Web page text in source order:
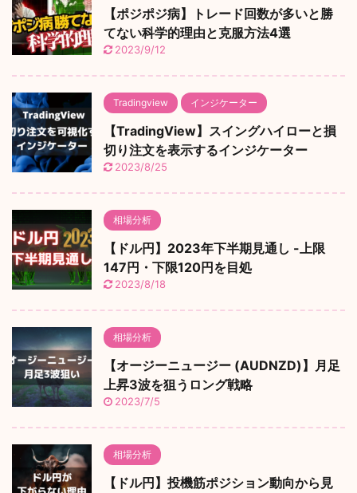
【ポジポジ病】トレード回数が多いと勝
てない科学的理由と克服方法4選
2023/9/12
Tradingview インジケーター
【TradingView】スイングハイローと損
切り注文を表示するインジケーター
2023/8/25
相場分析
【ドル円】2023年下半期見通し -上限
147円・下限120円を目処
2023/8/18
相場分析
【オージーニュージー (AUDNZD)】月足
上昇3波を狙うロング戦略
2023/7/5
相場分析
【ドル円】投機筋ポジション動向から見